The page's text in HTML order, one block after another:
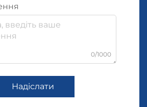
0/1000
Надіслати